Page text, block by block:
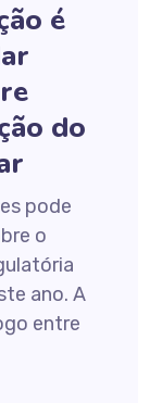
é
do
pode
o
ano. A
entre